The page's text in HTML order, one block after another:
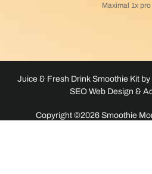
Maximal 1x
Juice & Fresh Drink Smoothie Kit by
SEO Web Design &
Copyright ©2026 Smoothie